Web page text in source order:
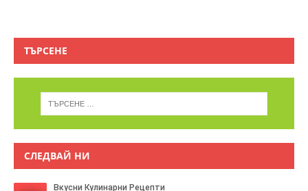
ТЪРСЕНЕ
СЛЕДВАЙ НИ